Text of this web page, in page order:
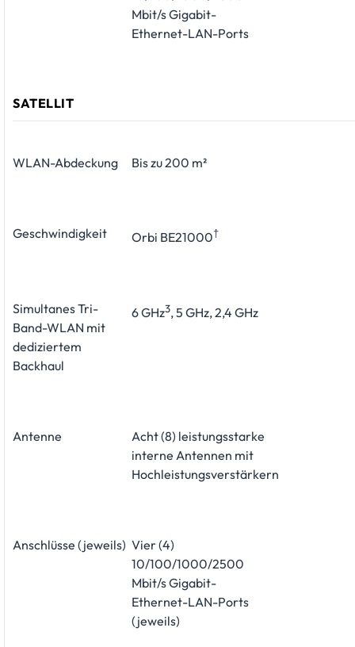
Mbit/s Gigabit-
Ethernet-LAN-Ports
SATELLIT
WLAN-Abdeckung Bis zu 200 m²
Geschwindigkeit Orbi BE21000†
Simultanes Tri-
Band-WLAN mit
dediziertem
Backhaul
6 GHz3, 5 GHz, 2,4 GHz
Antenne
Acht (8) leistungsstarke
interne Antennen mit
Hochleistungsverstärkern
Anschlüsse (jeweils) Vier (4)
10/100/1000/2500
Mbit/s Gigabit-
Ethernet-LAN-Ports
(jeweils)